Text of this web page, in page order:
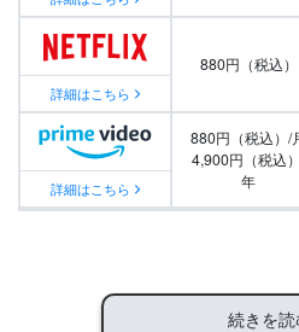
詳細はこちら
880円（税込）
詳細はこちら
880円（税込）/
4,900円（税込
年
続きを